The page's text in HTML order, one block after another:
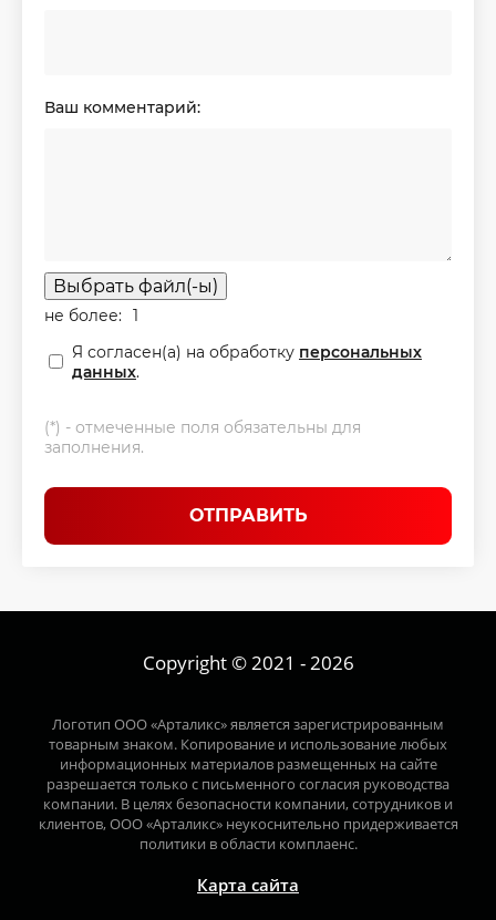
Ваш комментарий:
Выбрать файл(-ы)
не более:
1
Я согласен(а) на обработку персональных
данных.
(*) - отмеченные поля обязательны для
заполнения.
ОТПРАВИТЬ
Copyright © 2021 - 2026
Логотип ООО «Арталикс» является зарегистрированным
товарным знаком. Копирование и использование любых
информационных материалов размещенных на сайте
разрешается только с письменного согласия руководства
компании. В целях безопасности компании, сотрудников и
клиентов, ООО «Арталикс» неукоснительно придерживается
политики в области комплаенс.
Карта сайта